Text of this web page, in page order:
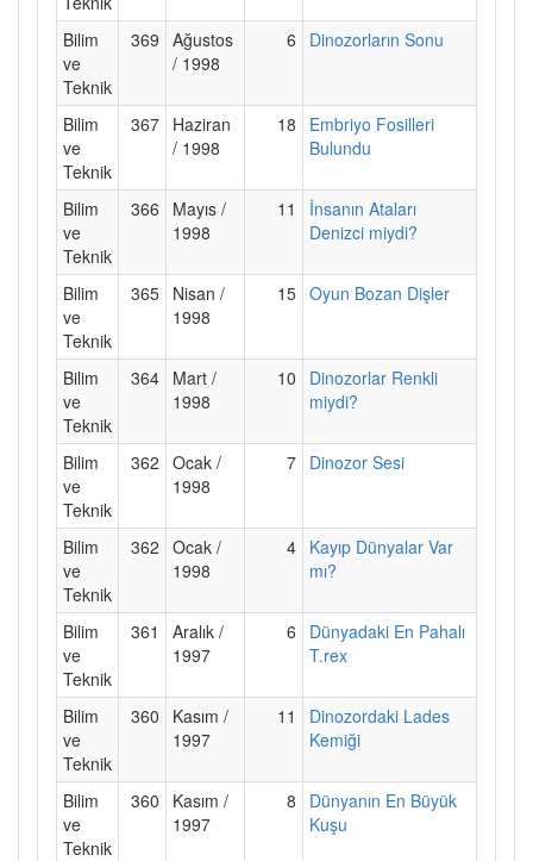
Bilim
ve
Teknik
369 Ağustos
/ 1998
6 Dinozorların Sonu
Bilim
ve
Teknik
367 Haziran
/ 1998
18
Embriyo Fosilleri
Bulundu
Bilim
ve
Teknik
366
Mayıs /
1998
11
İnsanın Ataları
Denizci miydi?
Bilim
ve
Teknik
365 Nisan /
1998
15 Oyun Bozan Dişler
Bilim
ve
Teknik
364 Mart /
1998
10
Dinozorlar Renkli
miydi?
Bilim
ve
Teknik
362 Ocak /
1998
7 Dinozor Sesi
Bilim
ve
Teknik
362 Ocak /
1998
4 Kayıp Dünyalar Var
mı?
Bilim
ve
Teknik
361
Aralık /
1997
6
Dünyadaki En Pahalı
T.rex
Bilim
ve
Teknik
360
Kasım /
1997
11
Dinozordaki Lades
Kemiği
Bilim
ve
Teknik
360
Kasım /
1997
8
Dünyanın En Büyük
Kuşu